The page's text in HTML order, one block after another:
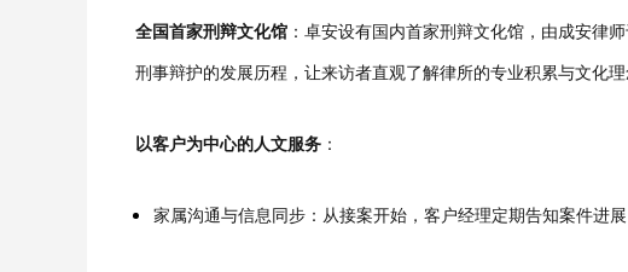
全国首家刑辩文化馆 ：卓安设有国内首家刑辩文化馆，由成安律
刑事辩护的发展历程，让来访者直观了解律所的专业积累与文化理
以客户为中心的人文服务 ：
家属沟通与信息同步：从接案开始，客户经理定期告知案件进展